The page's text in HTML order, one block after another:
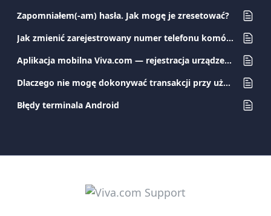
Zapomniałem(-am) hasła. Jak mogę je zresetować?
Jak zmienić zarejestrowany numer telefonu komórkowego?
Aplikacja mobilna Viva.com — rejestracja urządzenia
Dlaczego nie mogę dokonywać transakcji przy użyciu karty?
Błędy terminala Android